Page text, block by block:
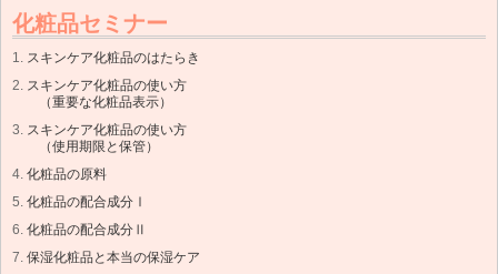
化粧品セミナー
スキンケア化粧品のはたらき
スキンケア化粧品の使い方
（重要な化粧品表示）
スキンケア化粧品の使い方
（使用期限と保管）
化粧品の原料
化粧品の配合成分Ⅰ
化粧品の配合成分Ⅱ
保湿化粧品と本当の保湿ケア